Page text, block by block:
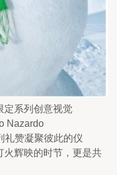
定系列创意视觉
Nazardo
礼赞凝聚彼此的仪
辉映的时节，更是共